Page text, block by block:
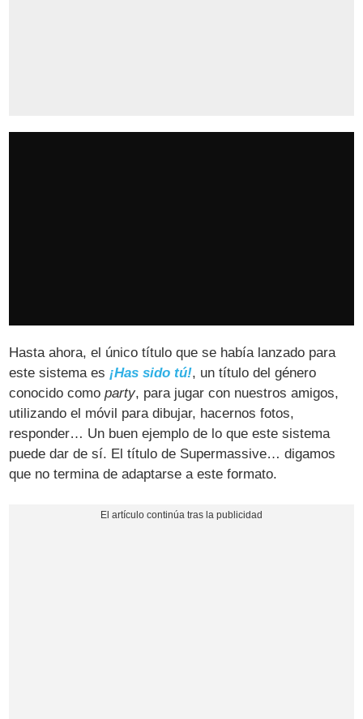
Hasta ahora, el único título que se había lanzado para
este sistema es ¡Has sido tú!, un título del género
conocido comoparty, para jugar con nuestros amigos,
utilizando el móvil para dibujar, hacernos fotos,
responder… Un buen ejemplo de lo que este sistema
puede dar de sí. El título de Supermassive… digamos
que no termina de adaptarse a este formato.